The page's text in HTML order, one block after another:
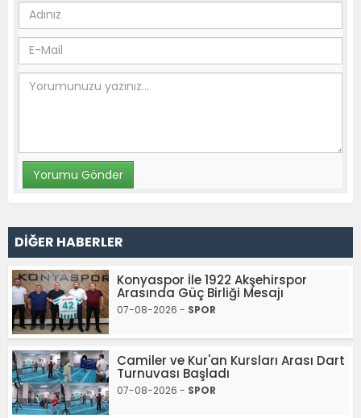
DİĞER HABERLER
Konyaspor İle 1922 Akşehirspor
Arasında Güç Birliği Mesajı
07-08-2026 - SPOR
Camiler ve Kur'an Kursları Arası Dart
Turnuvası Başladı
07-08-2026 - SPOR